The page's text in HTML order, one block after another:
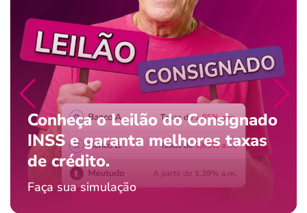
Conheça o Leilão do Consignado
INSS e garanta melhores taxas
de crédito.
Faça sua simulação